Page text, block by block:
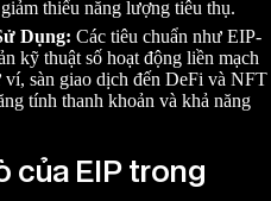
thiểu năng lượng tiêu thụ.
Dụng: Các tiêu chuẩn như EIP-
kỹ thuật số hoạt động liền mạch
ví, sàn giao dịch đến DeFi và NFT
tính thanh khoản và khả năng
của EIP trong